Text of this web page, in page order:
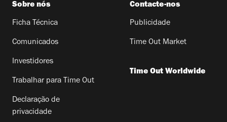
Sobre nós
Ficha Técnica
Comunicados
Investidores
Trabalhar para Time Out
Declaração de
privacidade
Contacte-nos
Publicidade
Time Out Market
Time Out Worldwide